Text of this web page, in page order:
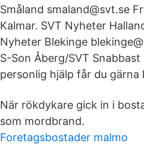
Småland smaland@svt.se
Kalmar. SVT Nyheter
Nyheter Blekinge
S-Son Åberg/SVT
personlig hjälp får du gärna
När rökdykare gick in i
som mordbrand.
Foretagsbostader malmo